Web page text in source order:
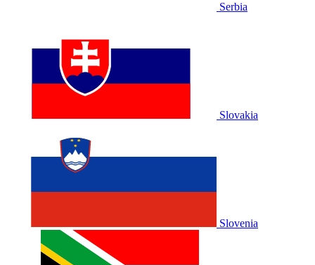
Serbia
Slovakia
Slovenia